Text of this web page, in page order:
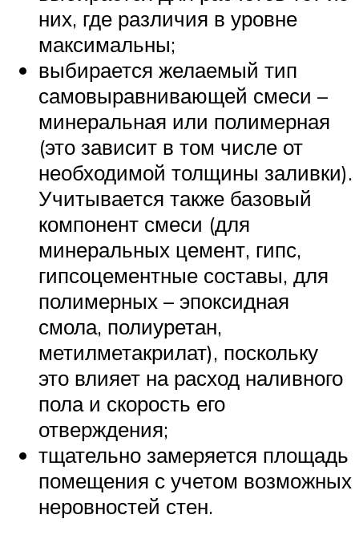
них, где различия в уровне
максимальны;
выбирается желаемый тип
самовыравнивающей смеси –
минеральная или полимерная
(это зависит в том числе от
необходимой толщины заливки).
Учитывается также базовый
компонент смеси (для
минеральных цемент, гипс,
гипсоцементные составы, для
полимерных – эпоксидная
смола, полиуретан,
метилметакрилат), поскольку
это влияет на расход наливного
пола и скорость его
отверждения;
тщательно замеряется площадь
помещения с учетом возможных
неровностей стен.